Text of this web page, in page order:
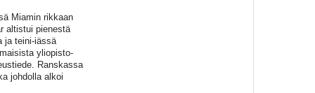
Miamin rikkaan
altistui pienestä
ja teini-iässä
yliopisto-
Ranskassa
johdolla alkoi